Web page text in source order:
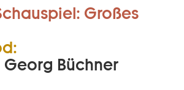
Großes
Georg Büchner